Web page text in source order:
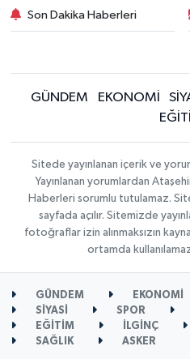
Son Dakika Haberleri
GÜNDEM EKONOMİ
Sitede yayınlanan içerik ve
Yayınlanan yorumlardan
Haberleri sorumlu tutulamaz.
sayfada açılır. Sitemizde
fotoğraflar izin alınmaksızın
ortamda
GÜNDEM
EKONOMİ
SİYASİ
SPOR
EĞİTİM
İLGİNÇ
SAĞLIK
ASKER